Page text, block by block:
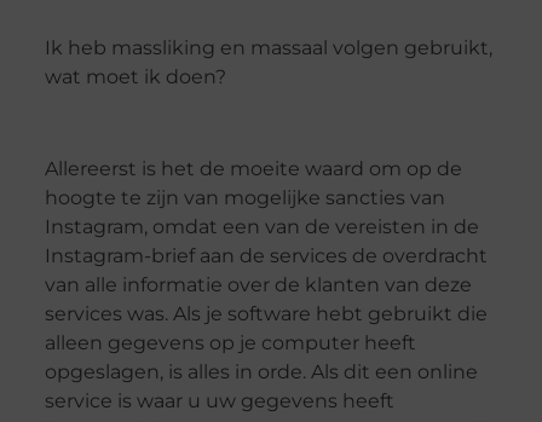
Ik heb massliking en massaal volgen gebruikt,
wat moet ik doen?
Allereerst is het de moeite waard om op de
hoogte te zijn van mogelijke sancties van
Instagram, omdat een van de vereisten in de
Instagram-brief aan de services de overdracht
van alle informatie over de klanten van deze
services was. Als je software hebt gebruikt die
alleen gegevens op je computer heeft
opgeslagen, is alles in orde. Als dit een online
service is waar u uw gegevens heeft